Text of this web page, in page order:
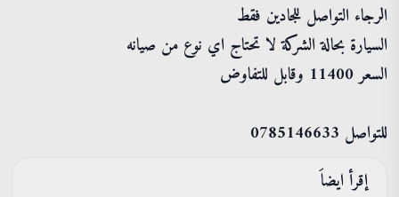
الرجاء التواصل للجادين فقط
السيارة بحالة الشركة لا تحتاج اي نوع من صيانه
السعر 11400 وقابل للتفاوض
للتواصل 0785146633
إقرأ ايضاَ